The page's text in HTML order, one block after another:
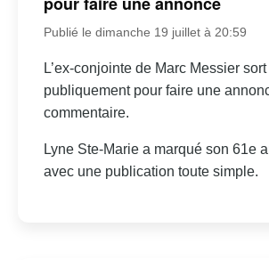
Publié le dimanche 19 juillet à 20:59
L’ex-conjointe de Marc Messier sort
publiquement pour faire une
commentaire.
Lyne Ste-Marie a marqué son 61e
avec une publication toute simple.